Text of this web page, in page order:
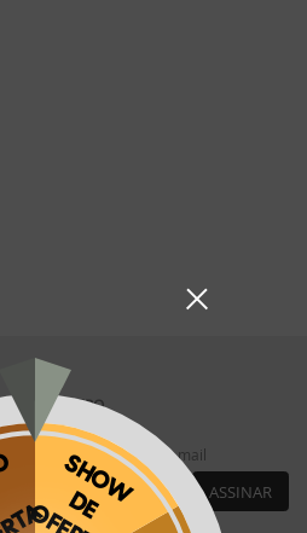
POR DENTRO
da Phooto no seu e-mail
ASSINAR